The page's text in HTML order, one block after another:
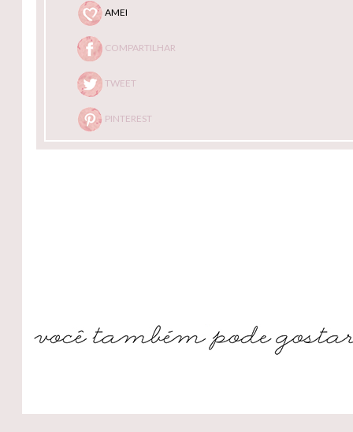
AMEI
COMPARTILHAR
TWEET
PINTEREST